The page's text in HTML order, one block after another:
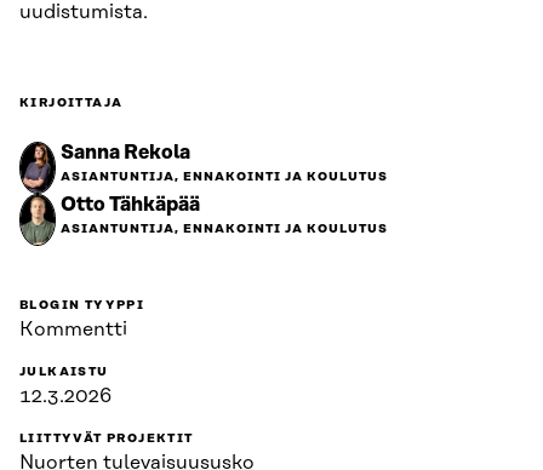
uudistumista.
KIRJOITTAJA
Sanna Rekola
ASIANTUNTIJA, ENNAKOINTI JA KOULUTUS
Otto Tähkäpää
ASIANTUNTIJA, ENNAKOINTI JA KOULUTUS
BLOGIN TYYPPI
Kommentti
JULKAISTU
12.3.2026
LIITTYVÄT PROJEKTIT
Nuorten tulevaisuususko